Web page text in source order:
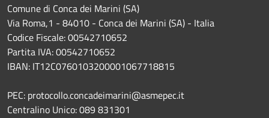
Comune di Conca dei Marini (SA)
Via Roma,1 - 84010 - Conca dei Marini (SA) - Italia
Codice Fiscale: 00542710652
Partita IVA: 00542710652
IBAN: IT12C0760103200001067718815
PEC: protocollo.concadeimarini@asmepec.it
Centralino Unico: 089 831301